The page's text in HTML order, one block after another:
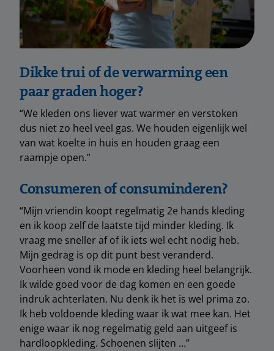
Dikke trui of de verwarming een
paar graden hoger?
“We kleden ons liever wat warmer en verstoken
dus niet zo heel veel gas. We houden eigenlijk wel
van wat koelte in huis en houden graag een
raampje open.”
Consumeren of consuminderen?
“Mijn vriendin koopt regelmatig 2e hands kleding
en ik koop zelf de laatste tijd minder kleding. Ik
vraag me sneller af of ik iets wel echt nodig heb.
Mijn gedrag is op dit punt best veranderd.
Voorheen vond ik mode en kleding heel belangrijk.
Ik wilde goed voor de dag komen en een goede
indruk achterlaten. Nu denk ik het is wel prima zo.
Ik heb voldoende kleding waar ik wat mee kan. Het
enige waar ik nog regelmatig geld aan uitgeef is
hardloopkleding. Schoenen slijten …”